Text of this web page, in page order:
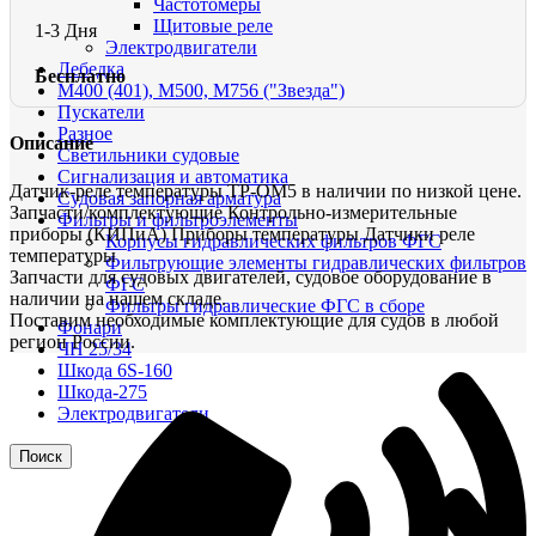
Частотомеры
Щитовые реле
Электродвигатели
Лебедка
М400 (401), М500, М756 ("Звезда")
Пускатели
Разное
Светильники судовые
Сигнализация и автоматика
Судовая запорная арматура
Фильтры и фильтроэлементы
Корпусы гидравлических фильтров ФГС
Фильтрующие элементы гидравлических фильтров
ФГС
Фильтры гидравлические ФГС в сборе
Фонари
ЧН 25/34
Шкода 6S-160
Шкода-275
Электродвигатели
Поиск
1-3 Дня
Бесплатно
Описание
Датчик-реле температуры ТР-ОМ5 в наличии по низкой цене.
Запчасти/комплектующие Контрольно-измерительные
приборы (КИПиА) Приборы температуры Датчики реле
температуры
Запчасти для судовых двигателей, судовое оборудование в
наличии на нашем складе.
Поставим необходимые комплектующие для судов в любой
регион России.